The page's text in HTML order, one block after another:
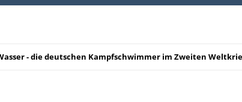
- die deutschen Kampfschwimmer im Zweiten